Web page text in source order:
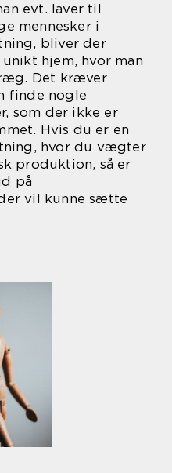
evt. laver til
mennesker i
bliver der
hjem, hvor man
Det kræver
finde nogle
som der ikke er
Hvis du er en
hvor du vægter
produktion, så er
på
vil kunne sætte